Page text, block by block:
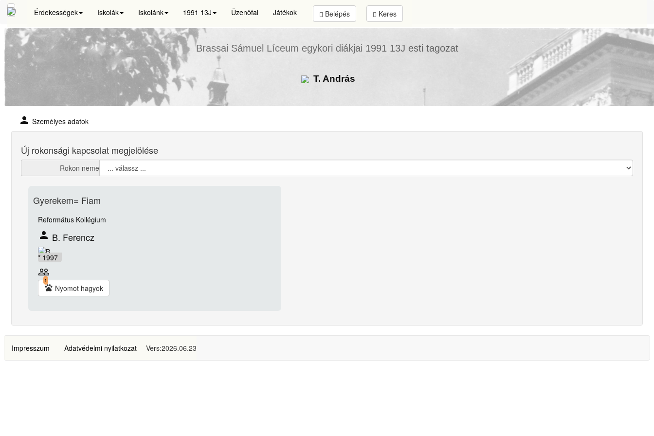
Érdekességek Iskolák Iskolánk 1991 13J Üzenőfal Játékok Belépés Keres
Brassai Sámuel Líceum egykori diákjai 1991 13J esti tagozat
T. András
person Személyes adatok
Új rokonsági kapcsolat megjelölése
Rokon neme
Gyerekem= Fiam
Református Kollégium
person B. Ferencz
* 1997
people_outline
1
pets Nyomot hagyok
Impresszum Adatvédelmi nyilatkozat Vers:2026.06.23